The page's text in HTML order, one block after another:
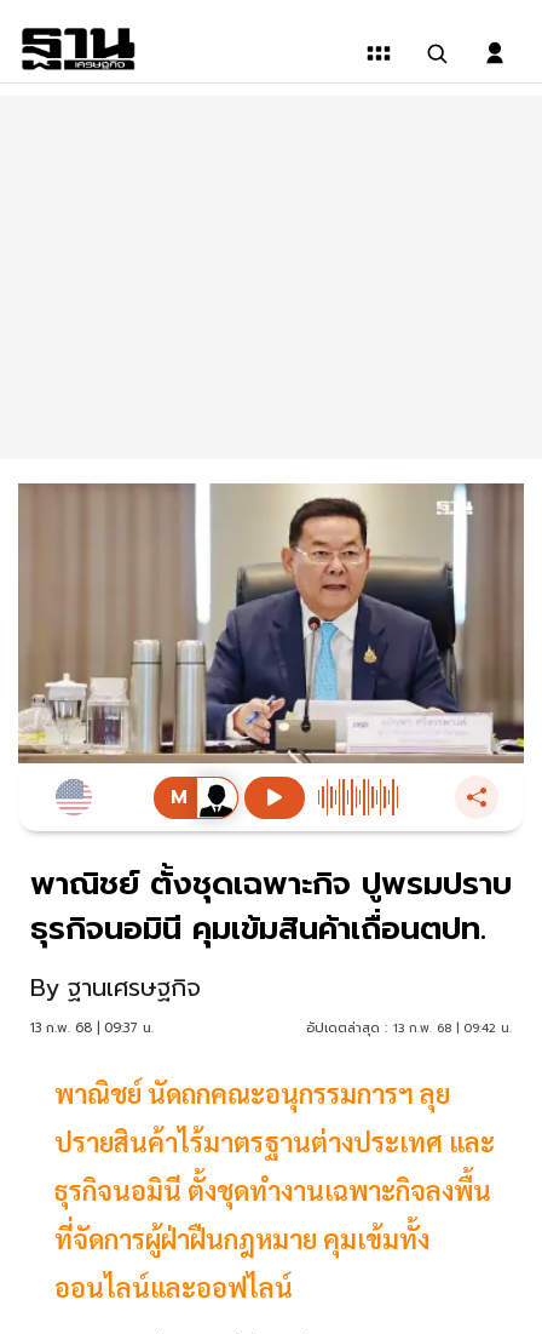
พาณิชย์ ตั้งชุดเฉพาะกิจ ปูพรมปราบ
ธุรกิจนอมินี คุมเข้มสินค้าเถื่อนตปท.
By ฐานเศรษฐกิจ
13 ก.พ. 68 | 09:37 น. อัปเดตล่าสุด : 13 ก.พ. 68 | 09:42 น.
พาณิชย์ นัดถกคณะอนุกรรมการฯ ลุย
ปรายสินค้าไร้มาตรฐานต่างประเทศ และ
ธุรกิจนอมินี ตั้งชุดทำงานเฉพาะกิจลงพื้น
ที่จัดการผู้ฝ่าฝืนกฎหมาย คุมเข้มทั้ง
ออนไลน์และออฟไลน์